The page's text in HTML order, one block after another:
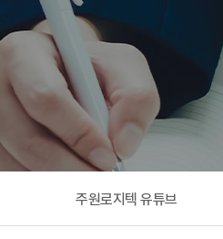
주원로지텍 유튜브